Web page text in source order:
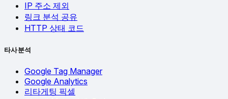
IP 주소 제외
링크 분석 공유
HTTP 상태 코드
타사 분석
Google Tag Manager
Google Analytics
리타게팅 픽셀